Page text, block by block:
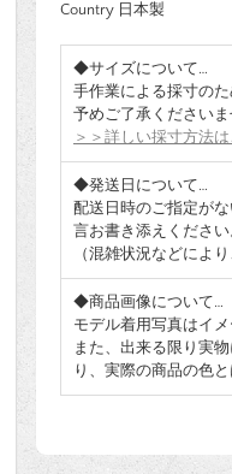
Country 日本製
◆サイズについて…
手作業による採寸の
予めご了承くださいま
＞＞詳しい採寸方法は
◆発送日について…
配送日時のご指定が
言お書き添えください
（混雑状況などによ
◆商品画像について…
モデル着用写真はイ
また、出来る限り実
り、実際の商品の色